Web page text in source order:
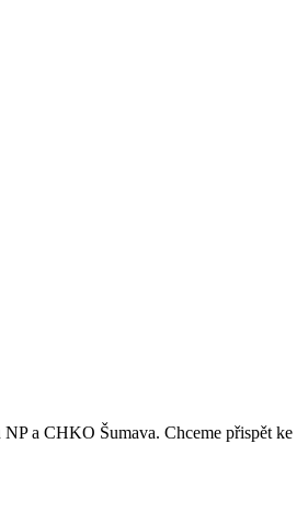
a CHKO Šumava. Chceme přispět ke